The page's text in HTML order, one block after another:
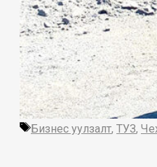
Tags
Бизнес уулзалт, ТУЗ,